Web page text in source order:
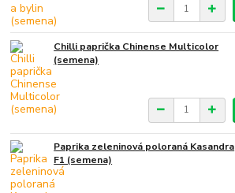
Chilli paprička Chinense Multicolor
(semena)
Paprika zeleninová poloraná Kasandra
F1 (semena)